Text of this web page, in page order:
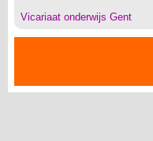
Vicariaat onderwijs Gent